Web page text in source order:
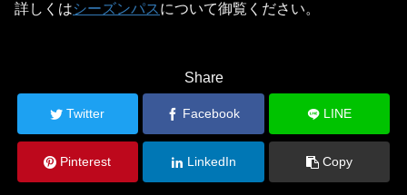
詳しくはシーズンパス について御覧ください。
Share
Twitter Facebook LINE
Pinterest LinkedIn Copy